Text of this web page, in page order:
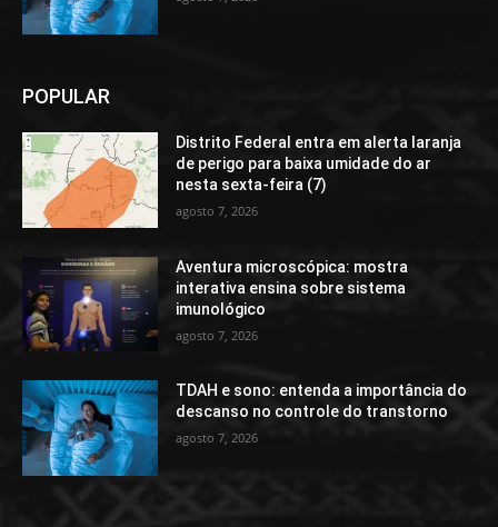
POPULAR
Distrito Federal entra em alerta laranja
de perigo para baixa umidade do ar
nesta sexta-feira (7)
agosto 7, 2026
Aventura microscópica: mostra
interativa ensina sobre sistema
imunológico
agosto 7, 2026
TDAH e sono: entenda a importância do
descanso no controle do transtorno
agosto 7, 2026